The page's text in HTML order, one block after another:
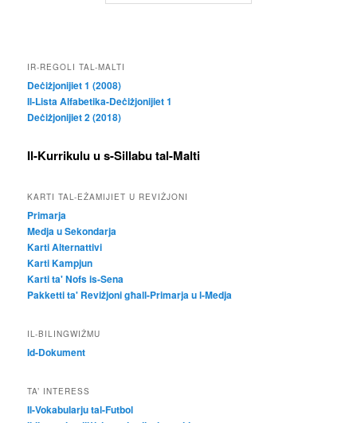
IR-REGOLI TAL-MALTI
Deċiżjonijiet 1 (2008)
Il-Lista Alfabetika-Deċiżjonijiet 1
Deċiżjonijiet 2 (2018)
Il-Kurrikulu u s-Sillabu tal-Malti
KARTI TAL-EŻAMIJIET U REVIŻJONI
Primarja
Medja u Sekondarja
Karti Alternattivi
Karti Kampjun
Karti ta' Nofs is-Sena
Pakketti ta' Reviżjoni għall-Primarja u l-Medja
IL-BILINGWIŻMU
Id-Dokument
TA’ INTERESS
Il-Vokabularju tal-Futbol